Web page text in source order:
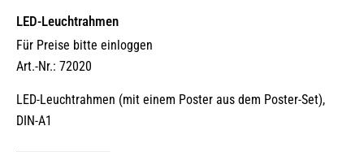
LED-Leuchtrahmen
Für Preise bitte einloggen
Art.-Nr.: 72020
LED-Leuchtrahmen (mit einem Poster aus dem Poster-Set),
DIN-A1